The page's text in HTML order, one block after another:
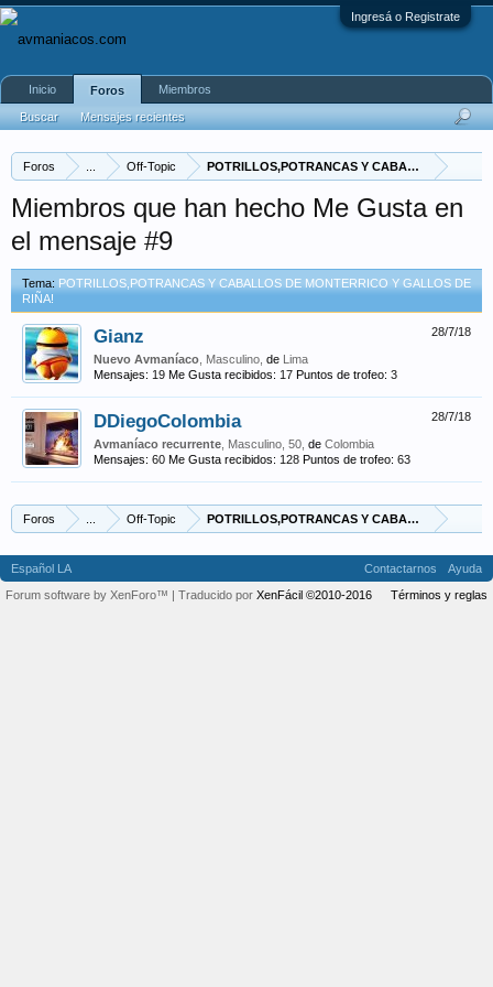
Ingresá o Registrate
Foros Off-Topic
Miembros que han hecho Me Gusta en
el mensaje #9
Tema: POTRILLOS,POTRANCAS Y CABALLOS DE MONTERRICO Y GALLOS DE
RIÑA!
28/7/18
Gianz
Nuevo Avmaníaco , Masculino, de Lima
Mensajes: 19 Me Gusta recibidos: 17 Puntos de trofeo: 3
28/7/18
DDiegoColombia
Avmaníaco recurrente , Masculino, 50, de Colombia
Mensajes: 60 Me Gusta recibidos: 128 Puntos de trofeo: 63
Foros Off-Topic
Inicio
Foros
Buscar
Mensajes recientes
Miembros
Español LA Contactarnos
Ayuda
Términos y reglas
Forum software by XenForo™ | Traducido por XenFácil ©2010-2016